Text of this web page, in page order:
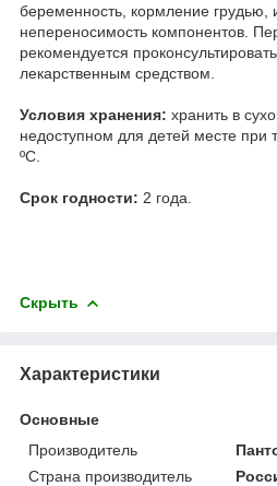
беременность, кормление грудью,
непереносимость компонентов.
рекомендуется
лекарственным средством.
Условия хранения: хранить в
недоступном для детей месте
ºС.
Срок годности: 2 года.
Скрыть
Характеристики
Основные
Производитель
Страна производитель